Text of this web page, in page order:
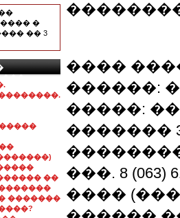
�
�� 3
��
�������
����
������:
�����:
�������
���. 8 (063)
����